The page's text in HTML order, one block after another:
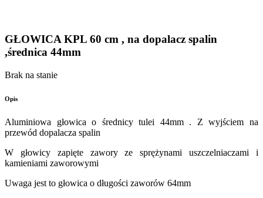
GŁOWICA KPL 60 cm , na dopalacz spalin
,średnica 44mm
Brak na stanie
Opis
Aluminiowa głowica o średnicy tulei 44mm . Z wyjściem na
przewód dopalacza spalin
W głowicy zapięte zawory ze sprężynami uszczelniaczami i
kamieniami zaworowymi
Uwaga jest to głowica o długości zaworów 64mm